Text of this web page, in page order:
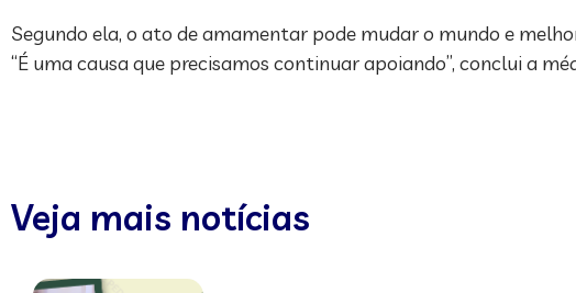
Segundo ela, o ato de amamentar pode mudar o mundo e
“É uma causa que precisamos continuar apoiando”, conclui a
Veja mais notícias